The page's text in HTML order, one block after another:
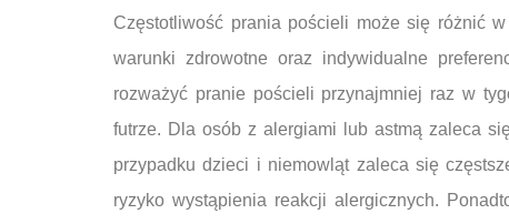
Częstotliwość prania pościeli może się różnić
warunki zdrowotne oraz indywidualne
rozważyć pranie pościeli przynajmniej raz w
futrze. Dla osób z alergiami lub astmą zaleca
przypadku dzieci i niemowląt zaleca się
ryzyko wystąpienia reakcji alergicznych.